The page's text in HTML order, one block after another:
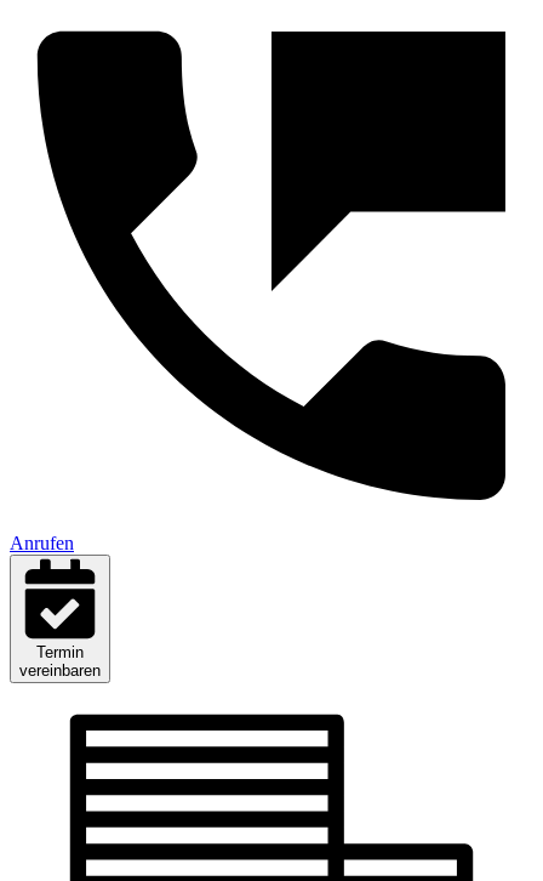
Anrufen
Termin
vereinbaren